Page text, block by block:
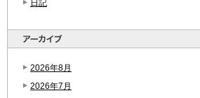
日記
2026年8月
2026年7月